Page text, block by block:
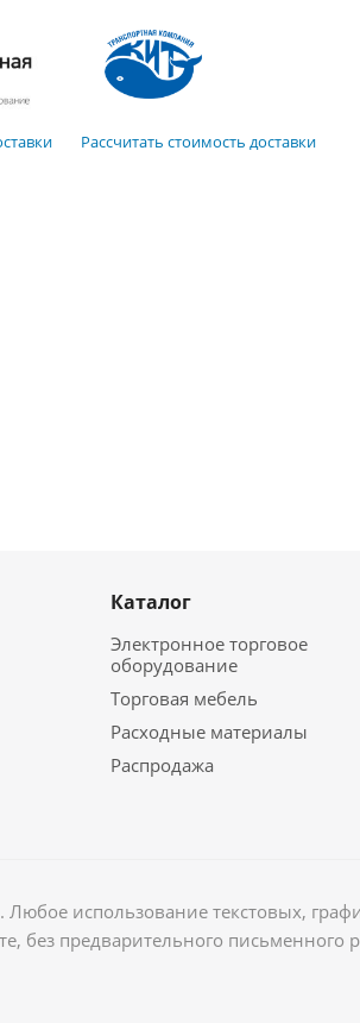
Рассчитать стоимость доставки
Каталог
Электронное торговое
оборудование
Торговая мебель
Расходные материалы
Распродажа
использование текстовых,
без предварительного